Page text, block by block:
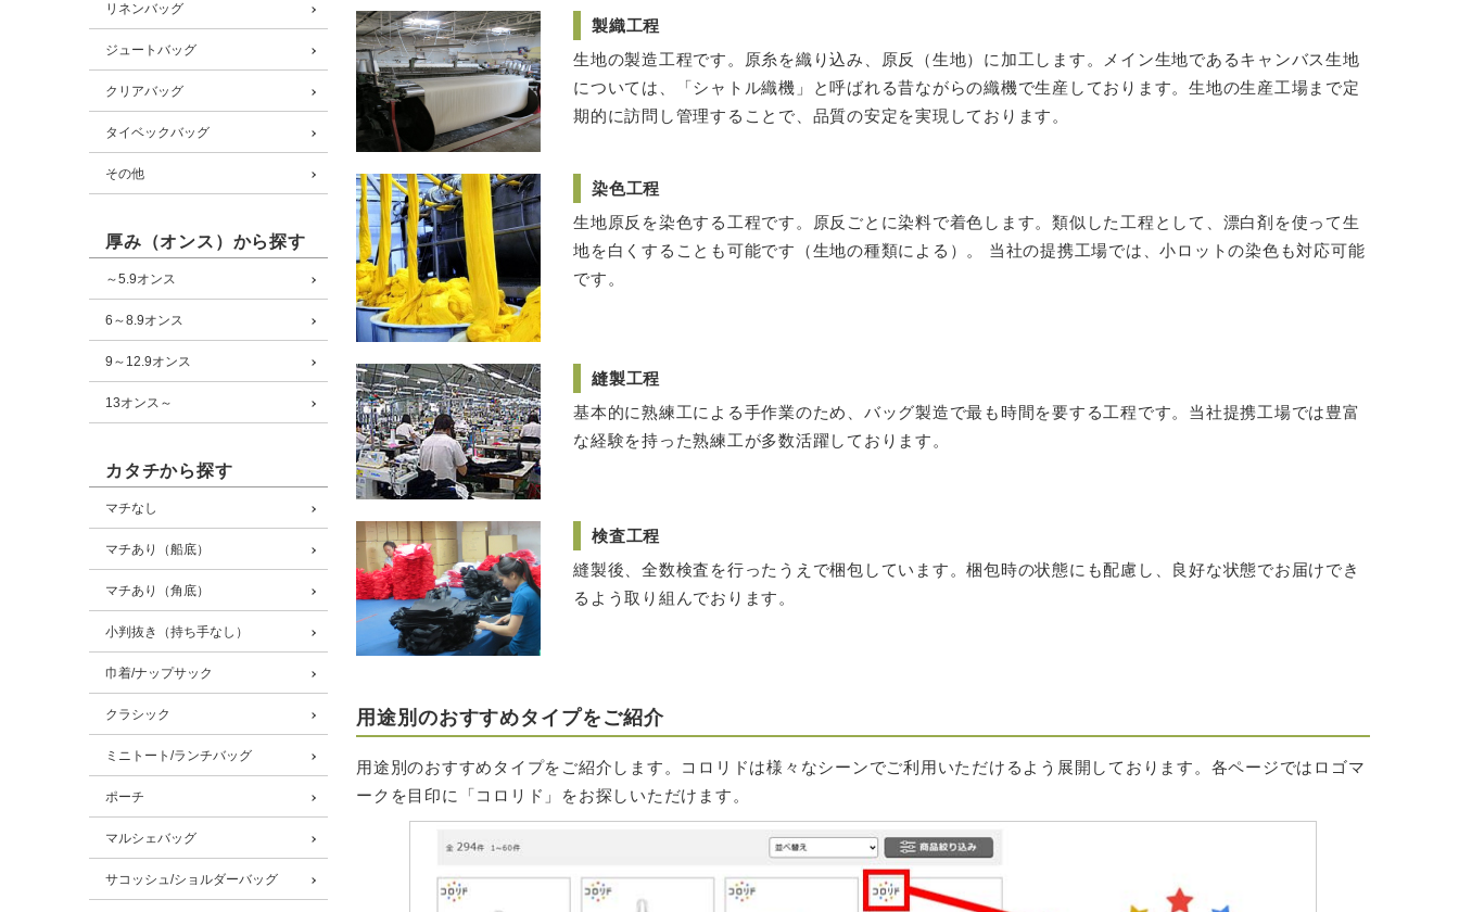
リネンバッグ
ジュートバッグ
クリアバッグ
タイベックバッグ
その他
厚み（オンス）から探す
～5.9オンス
6～8.9オンス
9～12.9オンス
13オンス～
カタチから探す
マチなし
マチあり（船底）
マチあり（角底）
小判抜き（持ち手なし）
巾着/ナップサック
クラシック
ミニトート/ランチバッグ
ポーチ
マルシェバッグ
サコッシュ/ショルダーバッグ
製織工程
生地の製造工程です。原糸を織り込み、原反（生地）に加工します。メイン生地であるキャンバス生地
については、「シャトル織機」と呼ばれる昔ながらの織機で生産しております。生地の生産工場まで定
期的に訪問し管理することで、品質の安定を実現しております。
染色工程
生地原反を染色する工程です。原反ごとに染料で着色します。類似した工程として、漂白剤を使って生
地を白くすることも可能です（生地の種類による）。 当社の提携工場では、小ロットの染色も対応可能
です。
縫製工程
基本的に熟練工による手作業のため、バッグ製造で最も時間を要する工程です。当社提携工場では豊富
な経験を持った熟練工が多数活躍しております。
検査工程
縫製後、全数検査を行ったうえで梱包しています。梱包時の状態にも配慮し、良好な状態でお届けでき
るよう取り組んでおります。
用途別のおすすめタイプをご紹介
用途別のおすすめタイプをご紹介します。コロリドは様々なシーンでご利用いただけるよう展開しております。各ページではロゴマ
ークを目印に「コロリド」をお探しいただけます。